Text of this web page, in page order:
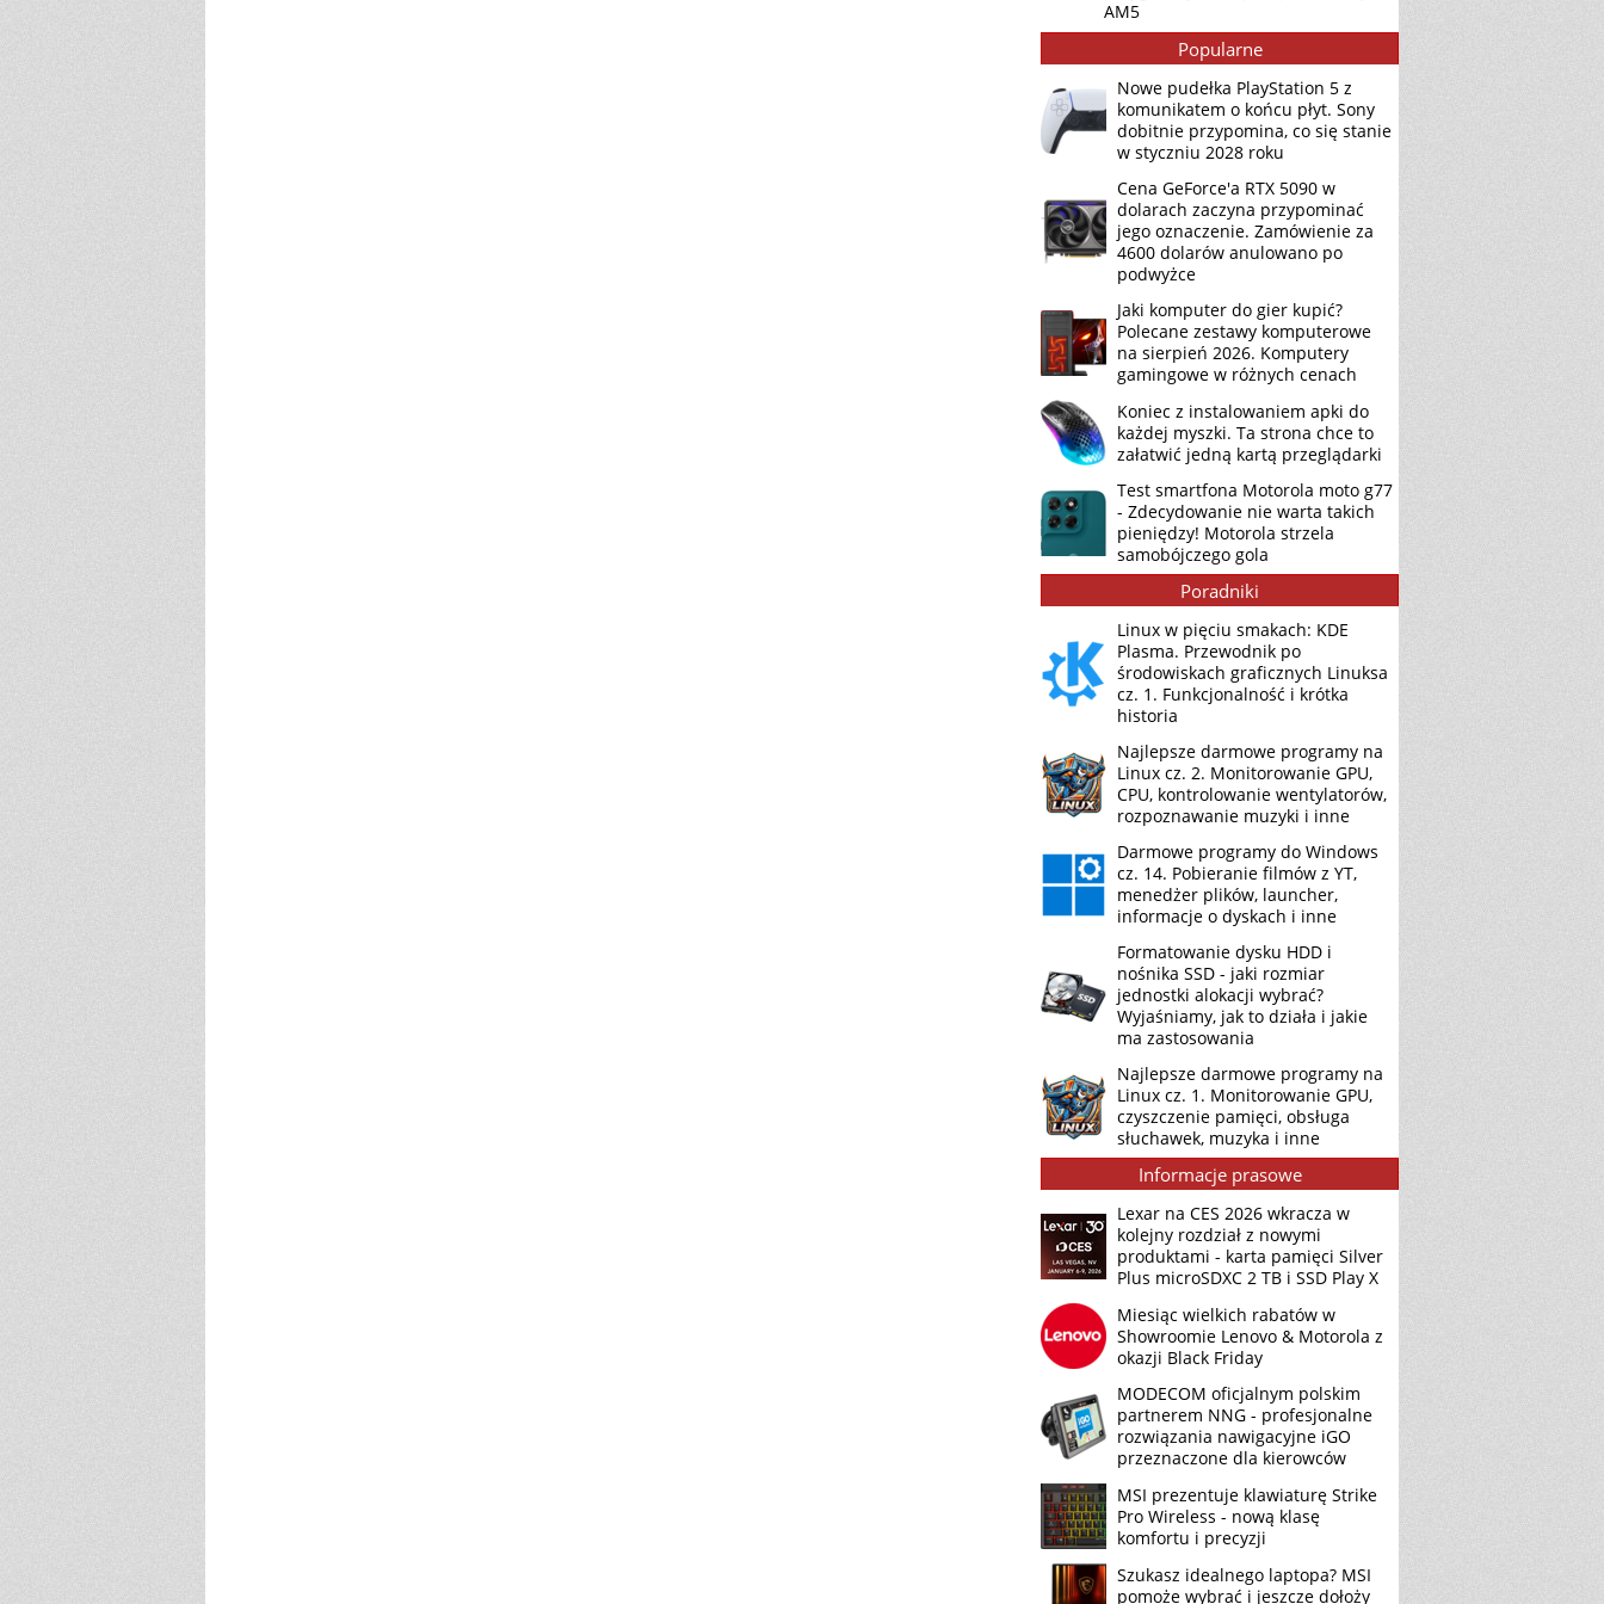
AM5
Popularne
Nowe pudełka PlayStation 5 z
komunikatem o końcu płyt. Sony
dobitnie przypomina, co się stanie
w styczniu 2028 roku
Cena GeForce'a RTX 5090 w
dolarach zaczyna przypominać
jego oznaczenie. Zamówienie za
4600 dolarów anulowano po
podwyżce
Jaki komputer do gier kupić?
Polecane zestawy komputerowe
na sierpień 2026. Komputery
gamingowe w różnych cenach
Koniec z instalowaniem apki do
każdej myszki. Ta strona chce to
załatwić jedną kartą przeglądarki
Test smartfona Motorola moto g77
- Zdecydowanie nie warta takich
pieniędzy! Motorola strzela
samobójczego gola
Poradniki
Linux w pięciu smakach: KDE
Plasma. Przewodnik po
środowiskach graficznych Linuksa
cz. 1. Funkcjonalność i krótka
historia
Najlepsze darmowe programy na
Linux cz. 2. Monitorowanie GPU,
CPU, kontrolowanie wentylatorów,
rozpoznawanie muzyki i inne
Darmowe programy do Windows
cz. 14. Pobieranie filmów z YT,
menedżer plików, launcher,
informacje o dyskach i inne
Formatowanie dysku HDD i
nośnika SSD - jaki rozmiar
jednostki alokacji wybrać?
Wyjaśniamy, jak to działa i jakie
ma zastosowania
Najlepsze darmowe programy na
Linux cz. 1. Monitorowanie GPU,
czyszczenie pamięci, obsługa
słuchawek, muzyka i inne
Informacje prasowe
Lexar na CES 2026 wkracza w
kolejny rozdział z nowymi
produktami - karta pamięci Silver
Plus microSDXC 2 TB i SSD Play X
Miesiąc wielkich rabatów w
Showroomie Lenovo & Motorola z
okazji Black Friday
MODECOM oficjalnym polskim
partnerem NNG - profesjonalne
rozwiązania nawigacyjne iGO
przeznaczone dla kierowców
MSI prezentuje klawiaturę Strike
Pro Wireless - nową klasę
komfortu i precyzji
Szukasz idealnego laptopa? MSI
pomoże wybrać i jeszcze dołoży